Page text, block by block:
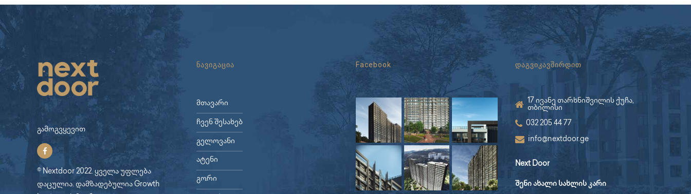
გამოგვყევით
© Nextdoor 2022. ყველა უფლება
დაცულია. დამზადებულია Growth
ნავიგაცია
მთავარი
ჩვენ შესახებ
გელოვანი
ატენი
გორი
Facebook დაგვიკავშირდით
17 ივანე თარხნიშვილის ქუჩა,
თბილისი
032 205 44 77
info@nextdoor.ge
Next Door
შენი ახალი სახლის კარი